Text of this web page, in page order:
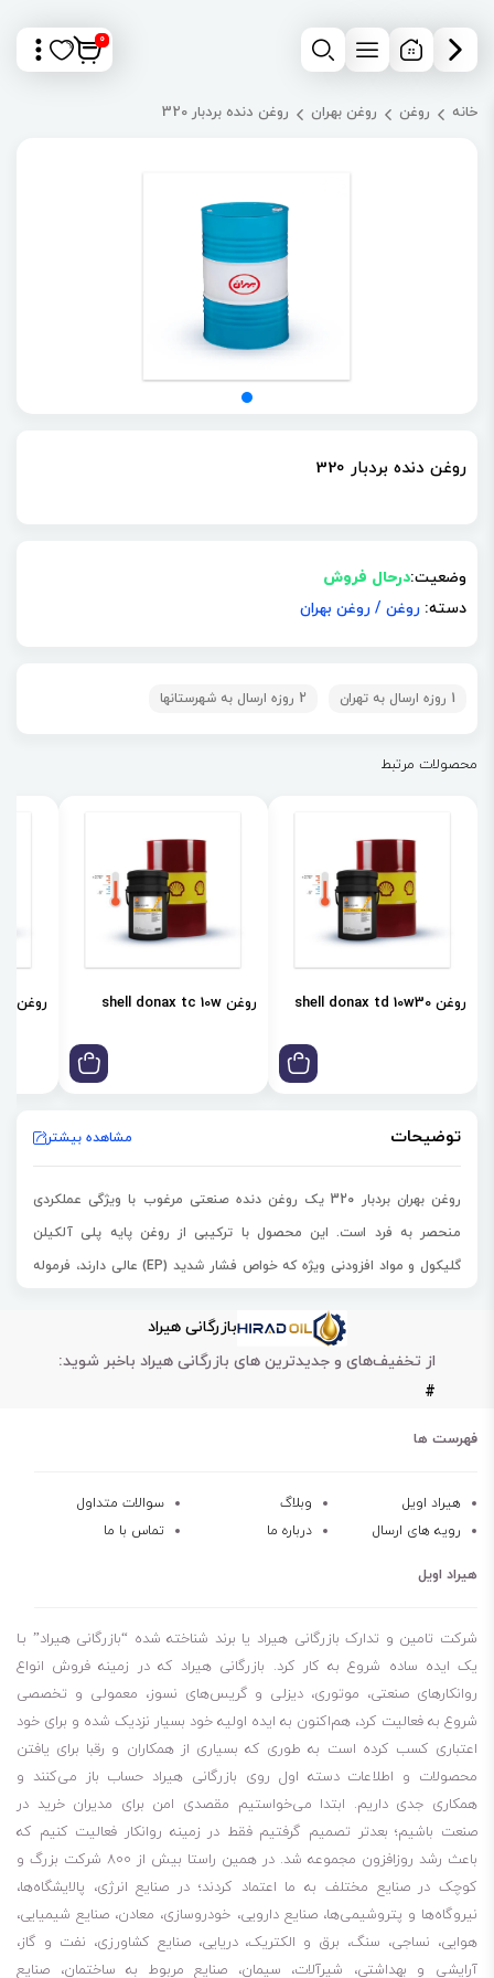
0
خانه روغن روغن بهران روغن دنده بردبار 320
روغن دنده بردبار 320
وضعیت:درحال فروش
دسته: روغن / روغن بهران
1 روزه ارسال به تهران 2 روزه ارسال به شهرستانها
محصولات مرتبط
روغن shell donax td 10w30 روغن shell donax tc 10w روغن shell donax td 85w
توضیحات مشاهده بیشتر
روغن بهران بردبار 320
یک روغن دنده صنعتی مرغوب با ویژگی عملکردی
منحصر به فرد است. این محصول با ترکیبی از روغن پایه پلی آلکیلن
گلیکول و مواد افزودنی ویژه که خواص فشار شدید (EP) عالی دارند، فرموله
غیرآهنی سازگار است و در دنده‌های صنعتی کاربرد دارد.
بهران بردبار 320 مخصوصاً برای روانکاری چرخ‌دنده ماشین‌آلات مورد استفاده
در صنایع فولاد، سیمان و همچنین چرخ‌دنده‌های سنگین مانند چرخ‌دنده‌های
مارپیچ و هیپووئید و یاتاقان‌های ساده مناسب است.
سانتی‌گراد ارائه می‌دهد. همچنین برای روانکاری چرخ‌دنده‌های حلزونی و
چرخ‌دنده‌های حلزونی مناسب است. بهران بردبار 320 به دلیل خاصیت
با کارایی بالا است که می‌تواند نیازهای مختلف روغن‌کاری صنعتی را برطرف
کند.
یک روغن دنده صنعتی باکیفیت و با عملکرد منحصر به فرد
ترکیبی از روغن پایه پلی الکالین گلایکول و مواد افزودنی ویژه با خاصیت
سازگار با فلزات آهنی و غیر آهنی مورد استفاده در واحد چرخ دنده‌های
صنعتی
مناسب روانکاری دنده‌های دستگاه‌های صنایع فولاد و سیمان
کاربرد در دنده‌های تحت بار سنگین شامل دنده‌های مارپیچ و هیپوئید و
یاتاقان‌های ساده
کارکرد بهینه در محدوده دمای منفی 9 تا 100 درجه سانتیگراد
بازرگانی هیراد
از تخفیف‌های و جدیدترین های بازرگانی هیراد باخبر شوید:
#
فهرست ها
هیراد اویل وبلاگ
سوالات متداول
رویه های ارسال
درباره ما تماس با ما
هیراد اویل
شرکت تامین و تدارک بازرگانی هیراد یا برند شناخته شده “بازرگانی هیراد” بـا
یک ایده ساده شروع به کار کرد. بازرگانی هیراد که در زمینه فروش انواع
روانکارهای صنعتی، موتوری، دیزلی و گریس‌های نسوز، معمولی و تخصصی
شروع به فعالیت کرد، هم‌اکنون به ایده اولیه خود بسیار نزدیک شده و برای خود
اعتباری کسب کرده است به طوری که بسیاری از همکاران و رقبا برای یافتن
محصولات و اطلاعات دسته اول روی بازرگانی هیراد حساب باز می‌کنند و
همکاری جدی داریم. ابتدا می‌خواستیم مقصدی امن برای مدیران خرید در
صنعت باشیم؛ بعدتر تصمیم گرفتیم فقط در زمینه روانکار فعالیت کنیم که
باعث رشد روزافزون مجموعه شد. در همین راستا بیش از 800 شرکت بزرگ و
کوچک در صنایع مختلف به ما اعتماد کردند؛ در صنایع انرژی، پالایشگاه‌ها،
نیروگاه‌ها و پتروشیمی‌ها، صنایع دارویی، خودروسازی، معادن، صنایع شیمیایی،
هوایی، نساجی، سنگ، برق و الکتریک، دریایی، صنایع کشاورزی، نفت و گاز،
آرایشی و بهداشتی، شیرآلات، سیمان، صنایع مربوط به ساختمان، صنایع